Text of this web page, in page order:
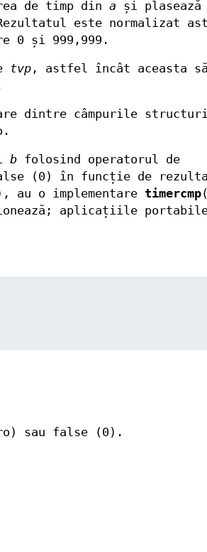
de timp din a și plasează
este normalizat
0 și 999,999.
tvp , astfel încât aceasta să
dintre câmpurile
b folosind operatorul de
(0) în funcție de
au o implementare timercmp
aplicațiile
sau false (0).